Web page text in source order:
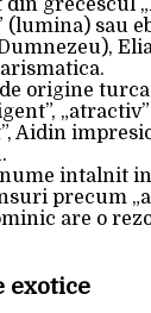
grecescul
(lumina) sau
origine
Aidin
intalnit
precum
are o
exotice